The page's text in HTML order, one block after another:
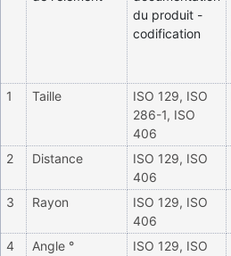
du produit -
codification
1 Taille
ISO 129, ISO
286-1, ISO
406
2 Distance
ISO 129, ISO
406
3
Rayon
ISO 129, ISO
406
4
Angle °
ISO 129, ISO